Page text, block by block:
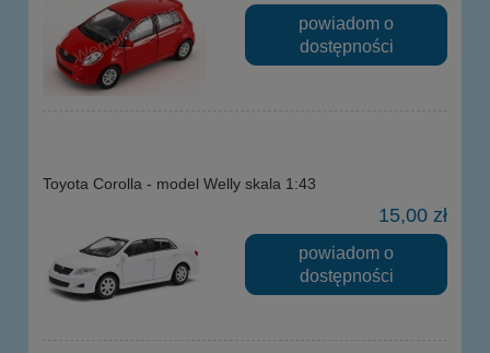
powiadom o
dostępności
Toyota Corolla - model Welly skala 1:43
15,00 zł
powiadom o
dostępności